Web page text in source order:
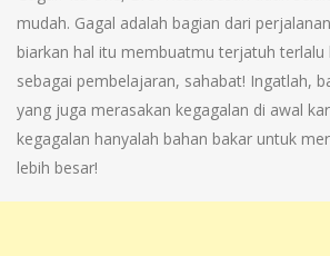
mudah. Gagal adalah bagian dari
biarkan hal itu membuatmu terjatuh terlalu
sebagai pembelajaran, sahabat! Ingatlah,
yang juga merasakan kegagalan di awal
kegagalan hanyalah bahan bakar untuk
lebih besar!